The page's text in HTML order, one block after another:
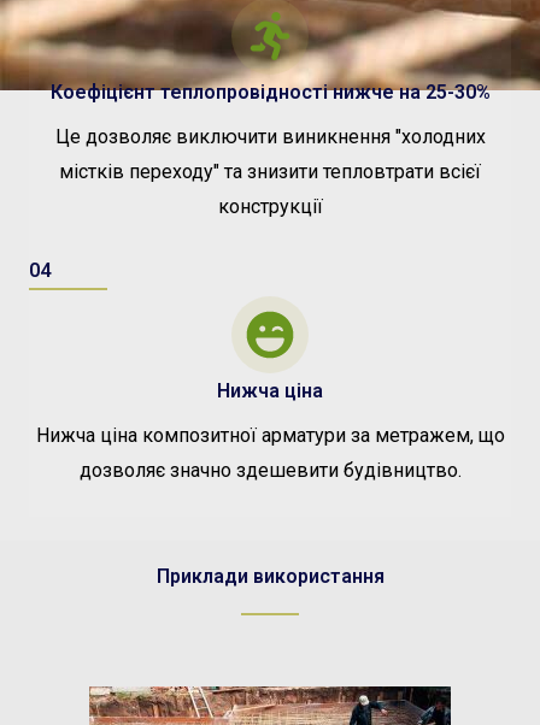
Коефіцієнт теплопровідності нижче на 25-30%
Це дозволяє виключити виникнення "холодних
містків переходу" та знизити тепловтрати всієї
конструкції
04
Нижча ціна
Нижча ціна композитної арматури за метражем, що
дозволяє значно здешевити будівництво.
Приклади використання